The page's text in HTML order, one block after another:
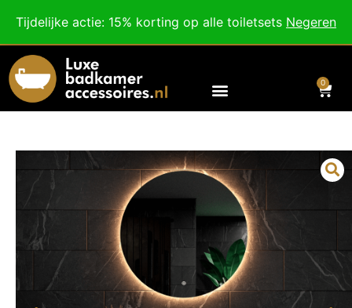
Tijdelijke actie: 15% korting op alle toiletsets Negeren
Voor 18:00 besteld, morgen in huis!
0